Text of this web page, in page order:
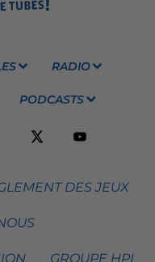
RADIO
PODCASTS
DES JEUX
GROUPE HPI